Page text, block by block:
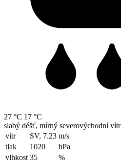
27 °C 17 °C
slabý déšť, mírný severovýchodní vítr
vítr
SV, 7.23 m/s
tlak
1020
hPa
vlhkost 35
%